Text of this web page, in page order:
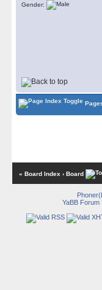
Gender:
« Board Index ‹ Board
YaBB Forum